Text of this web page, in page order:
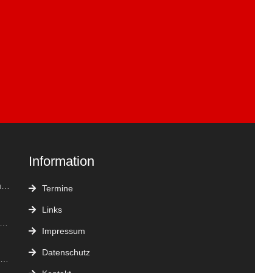
FF Kleinfrannach bei der Feuerwehr Weltmeisterschaft in Eisenstadt "vergoldet"
Wir gehen nun gemeinsam durchs Leben
Erste Atemschutzgeräteträgerin in den Reihen der FF Breitenbuch
Information
Termine
Links
Impressum
Datenschutz